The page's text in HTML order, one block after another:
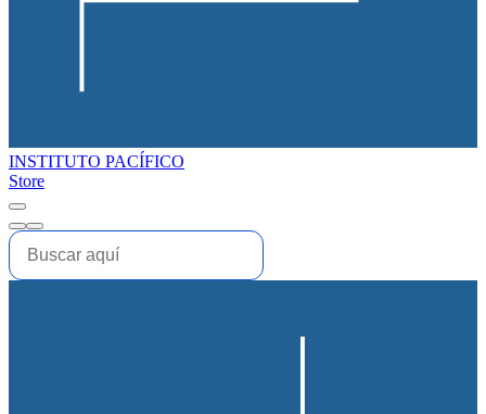
INSTITUTO PACÍFICO
Store